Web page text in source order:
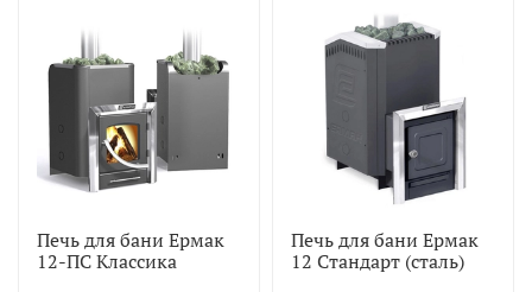
Печь для бани Ермак
12-ПС Классика
Печь для бани Ермак
12 Стандарт (сталь)